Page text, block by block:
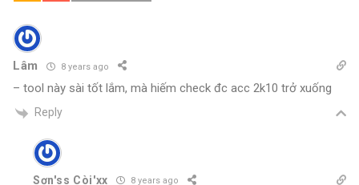
Lâm 8 years ago
– tool này sài tốt lắm, mà hiếm check đc acc 2k10 trở xuống
Reply
Sơn'ss Còi'xx 8 years ago